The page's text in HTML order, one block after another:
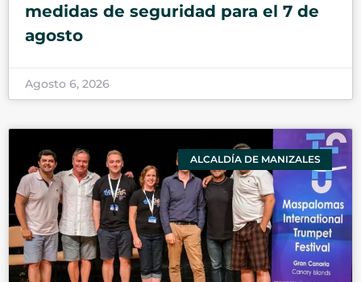
medidas de seguridad para el 7 de
agosto
Agosto 6, 2026
ALCALDÍA DE MANIZALES